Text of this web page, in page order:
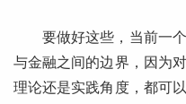
要做好这些，当前一
与金融之间的边界，因为
理论还是实践角度，都可